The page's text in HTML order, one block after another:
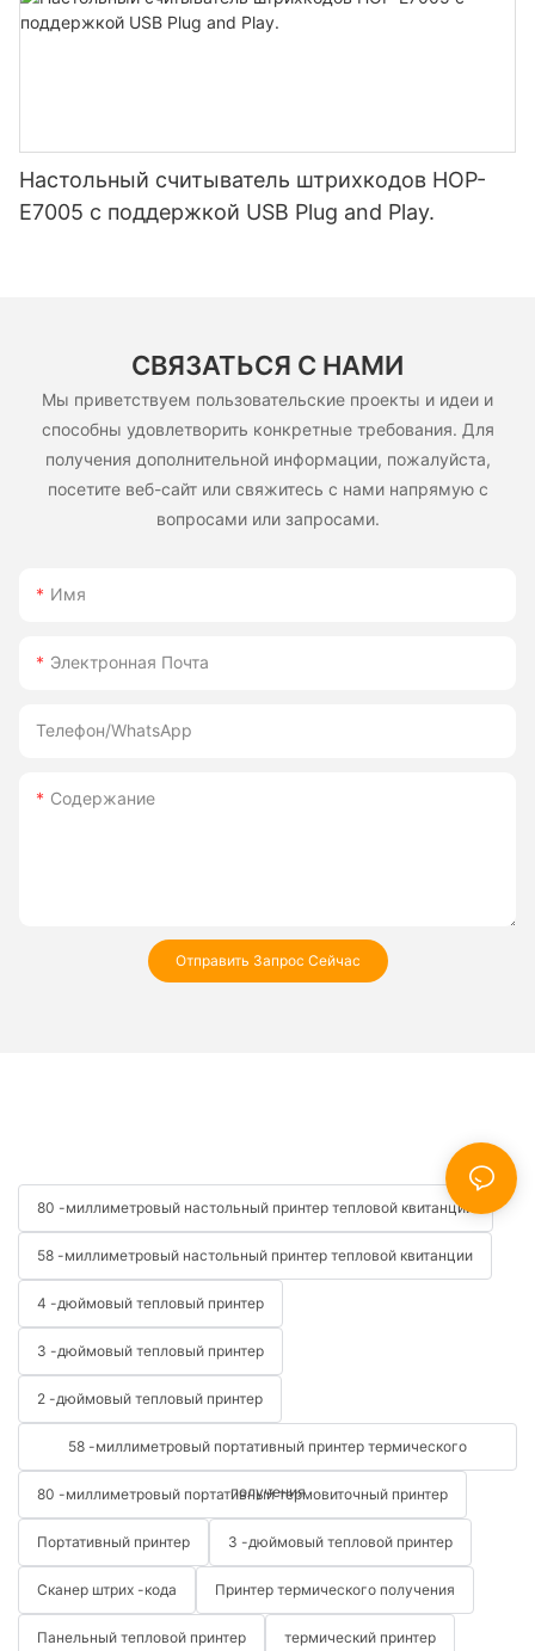
Настольный считыватель штрихкодов HOP-
E7005 с поддержкой USB Plug and Play.
СВЯЗАТЬСЯ С НАМИ
Мы приветствуем пользовательские проекты и идеи и
способны удовлетворить конкретные требования. Для
получения дополнительной информации, пожалуйста,
посетите веб-сайт или свяжитесь с нами напрямую с
вопросами или запросами.
Имя
Электронная Почта
Телефон/WhatsApp
Содержание
Отправить Запрос Сейчас
80 -миллиметровый настольный принтер тепловой квитанции
58 -миллиметровый настольный принтер тепловой квитанции
4 -дюймовый тепловый принтер
3 -дюймовый тепловый принтер
2 -дюймовый тепловый принтер
58 -миллиметровый портативный принтер термического
получения
80 -миллиметровый портативный термовиточный принтер
Портативный принтер 3 -дюймовый тепловой принтер
Сканер штрих -кода Принтер термического получения
Панельный тепловой принтер термический принтер